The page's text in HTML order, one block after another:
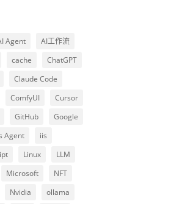
Agent
AI工作流
cache
ChatGPT
Claude Code
ComfyUI
Cursor
GitHub
Google
Agent
iis
Linux
LLM
Microsoft
NFT
Nvidia ollama